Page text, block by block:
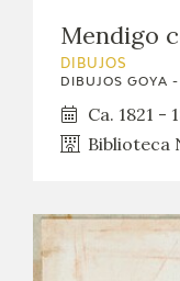
Mendigo
DIBUJOS
DIBUJOS GOYA
Ca. 1821 -
Biblioteca